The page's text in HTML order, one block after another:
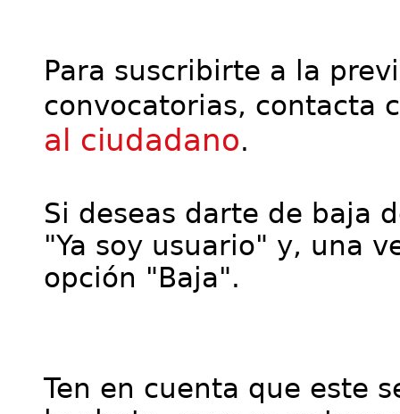
Para suscribirte a la
convocatorias, contacta
al ciudadano.
Si deseas darte de baja
"Ya soy usuario" y, una
opción "Baja".
Ten en cuenta que este